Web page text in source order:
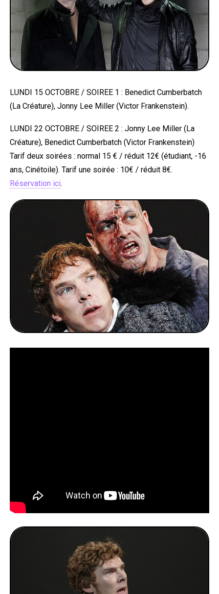
LUNDI 15 OCTOBRE / SOIREE 1 : Benedict Cumberbatch
(La Créature), Jonny Lee Miller (Victor Frankenstein).
LUNDI 22 OCTOBRE / SOIREE 2 : Jonny Lee Miller (La
Créature), Benedict Cumberbatch (Victor Frankenstein)
Tarif deux soirées : normal 15 € / réduit 12€ (étudiant, -16
ans, Cinétoile). Tarif une soirée : 10€ / réduit 8€.
Réservation ici.